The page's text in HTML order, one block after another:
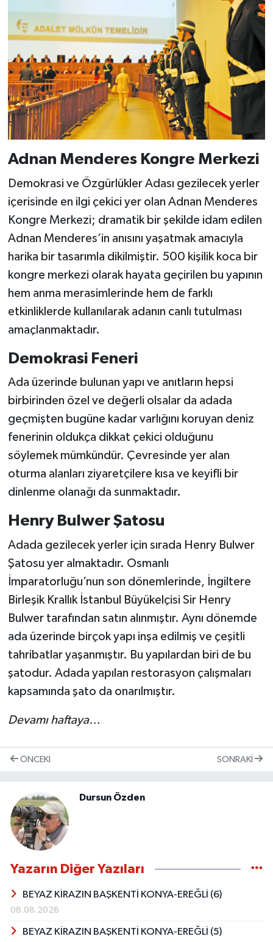
Adnan Menderes Kongre Merkezi
Demokrasi ve Özgürlükler Adası gezilecek yerler
içerisinde en ilgi çekici yer olan Adnan Menderes
Kongre Merkezi; dramatik bir şekilde idam edilen
Adnan Menderes’in anısını yaşatmak amacıyla
harika bir tasarımla dikilmiştir. 500 kişilik koca bir
kongre merkezi olarak hayata geçirilen bu yapının
hem anma merasimlerinde hem de farklı
etkinliklerde kullanılarak adanın canlı tutulması
amaçlanmaktadır.
Demokrasi Feneri
Ada üzerinde bulunan yapı ve anıtların hepsi
birbirinden özel ve değerli olsalar da adada
geçmişten bugüne kadar varlığını koruyan deniz
fenerinin oldukça dikkat çekici olduğunu
söylemek mümkündür. Çevresinde yer alan
oturma alanları ziyaretçilere kısa ve keyifli bir
dinlenme olanağı da sunmaktadır.
Henry Bulwer Şatosu
Adada gezilecek yerler için sırada Henry Bulwer
Şatosu yer almaktadır. Osmanlı
İmparatorluğu’nun son dönemlerinde, İngiltere
Birleşik Krallık İstanbul Büyükelçisi Sir Henry
Bulwer tarafından satın alınmıştır. Aynı dönemde
ada üzerinde birçok yapı inşa edilmiş ve çeşitli
tahribatlar yaşanmıştır. Bu yapılardan biri de bu
şatodur. Adada yapılan restorasyon çalışmaları
kapsamında şato da onarılmıştır.
Devamı haftaya…
ÖNCEKI SONRAKI
Dursun Özden
Yazarın Diğer Yazıları
BEYAZ KİRAZIN BAŞKENTİ KONYA-EREĞLİ (6)
08.08.2026
BEYAZ KİRAZIN BAŞKENTİ KONYA-EREĞLİ (5)